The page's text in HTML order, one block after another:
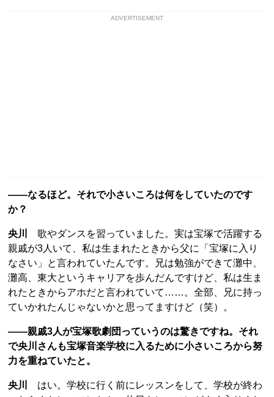
ADVERTISEMENT
——なるほど。それで小さいころは何をしていたのです
か？
央川
歌やダンスを習っていました。実は宝塚で活躍する
親戚が3人いて、私は生まれたときから父に「宝塚に入り
なさい」と言われていたんです。兄は勉強ができて灘中、
灘高、東大というキャリアを歩んだんですけど、私は生ま
れたときからアホだと言われていて……。全部、兄に持っ
ていかれたんじゃないかと思ってますけど（笑）。
——親戚3人が宝塚歌劇団っていうのは驚きですね。それ
で央川さんも宝塚音楽学校に入るために小さいころから努
力を重ねていたと。
央川
はい。学校に行く前にレッスンをして、学校が終わ